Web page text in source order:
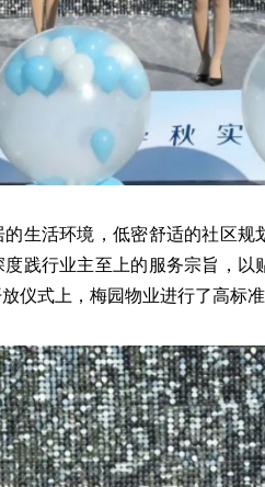
生活环境，低密舒适的社区
践行业主至上的服务宗旨，
仪式上，梅园物业进行了高标